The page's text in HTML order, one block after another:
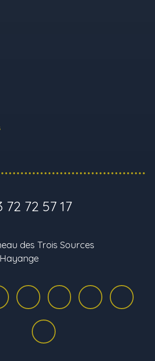
72 72 57 17
des Trois Sources